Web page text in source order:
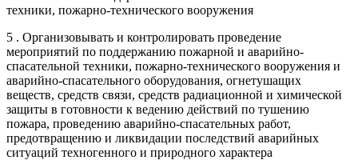
техники, пожарно-технического вооружения
5 . Организовывать и контролировать проведение
мероприятий по поддержанию пожарной и аварийно-
спасательной техники, пожарно-технического вооружения и
аварийно-спасательного оборудования, огнетушащих
веществ, средств связи, средств радиационной и химической
защиты в готовности к ведению действий по тушению
пожара, проведению аварийно-спасательных работ,
предотвращению и ликвидации последствий аварийных
ситуаций техногенного и природного характера